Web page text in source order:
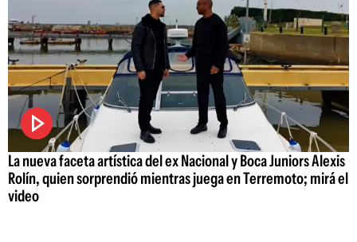
La nueva faceta artística del ex Nacional y Boca Juniors Alexis
Rolín, quien sorprendió mientras juega en Terremoto; mirá el
video